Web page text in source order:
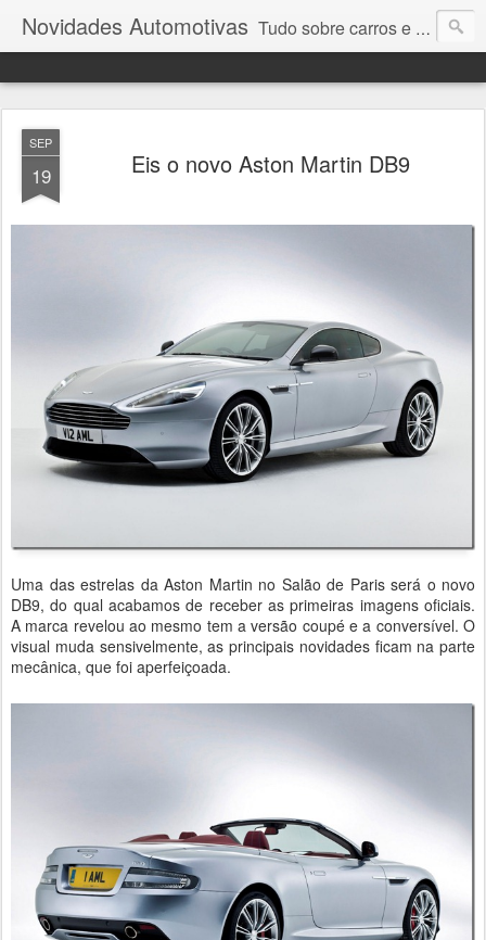
Novidades Automotivas Tudo sobre carros e motores
SEP
19 Eis o novo Aston Martin DB9
Uma das estrelas da Aston Martin no Salão de Paris será o novo
DB9, do qual acabamos de receber as primeiras imagens oficiais.
A marca revelou ao mesmo tem a versão coupé e a conversível. O
visual muda sensivelmente, as principais novidades ficam na parte
mecânica, que foi aperfeiçoada.